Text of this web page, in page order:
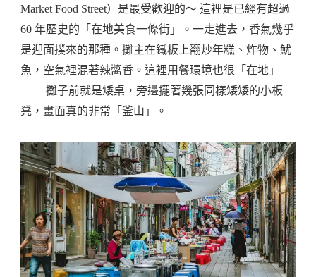
Market Food Street）是最受歡迎的～ 這裡是已經有超過
60 年歷史的「在地美食一條街」。一走進去，香氣幾乎
是迎面撲來的那種。攤主在鐵板上翻炒年糕、炸物、魷
魚，空氣裡混著辣醬香。這裡用餐環境也很「在地」
—— 攤子前就是矮桌，旁邊擺著幾張同樣矮矮的小板
凳，畫面真的非常「釜山」。